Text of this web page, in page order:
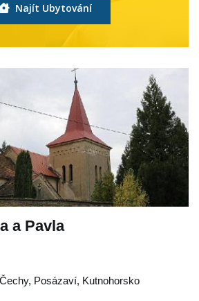
Najít Ubytování
a Pavla
, Posázaví, Kutnohorsko